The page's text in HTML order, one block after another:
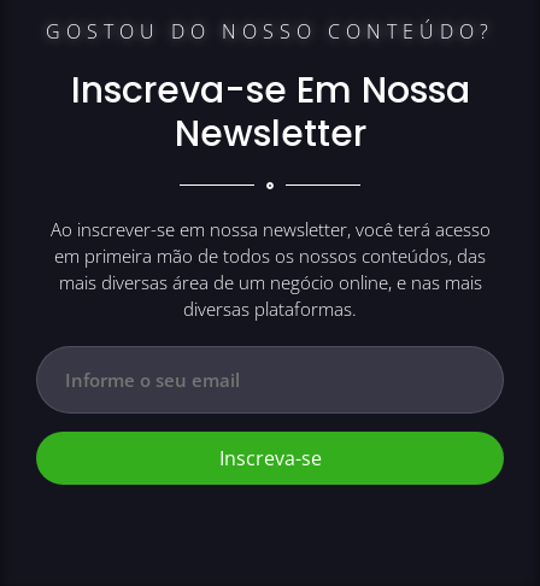
GOSTOU DO NOSSO CONTEÚDO?
Inscreva-se Em Nossa
Newsletter
Ao inscrever-se em nossa newsletter, você terá acesso
em primeira mão de todos os nossos conteúdos, das
mais diversas área de um negócio online, e nas mais
diversas plataformas.
Inscreva-se